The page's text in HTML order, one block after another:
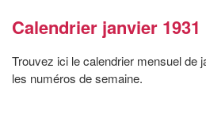
Calendrier janvier 1931
Trouvez ici le calendrier mensuel de
les numéros de semaine.